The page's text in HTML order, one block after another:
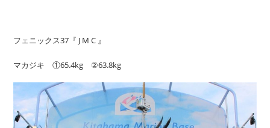
フェニックス37『 J M C 』
マカジキ ①65.4kg ②63.8kg